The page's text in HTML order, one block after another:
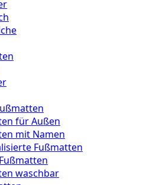
für Außen
mit Namen
Fußmatten
waschbar